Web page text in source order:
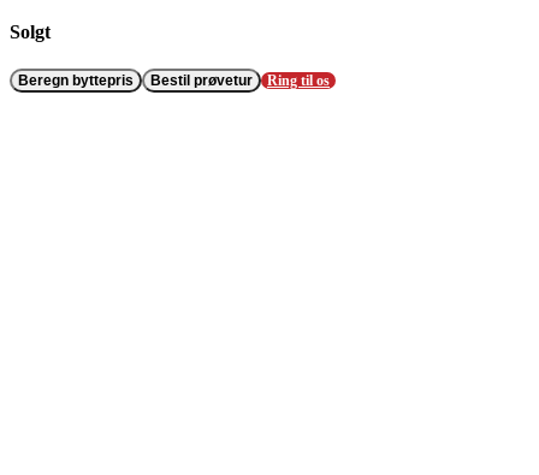
Solgt
Beregn byttepris Bestil prøvetur Ring til os